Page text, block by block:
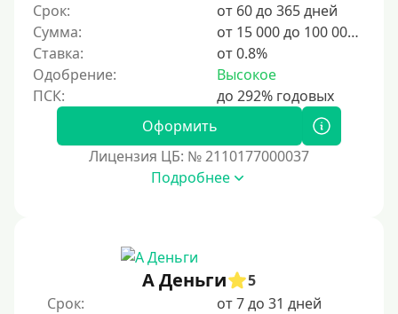
2 недели
15 дней
20 дней
21 день
30 дней без процентов
100 дней
Срок:
от 60 до 365 дней
Сумма:
от 15 000 до 100 000 ₽
Ставка:
от 0.8%
Одобрение:
Высокое
Оформить
Лицензия ЦБ: № 2110177000037
Подробнее
А Деньги
5
Срок:
от 7 до 31 дней